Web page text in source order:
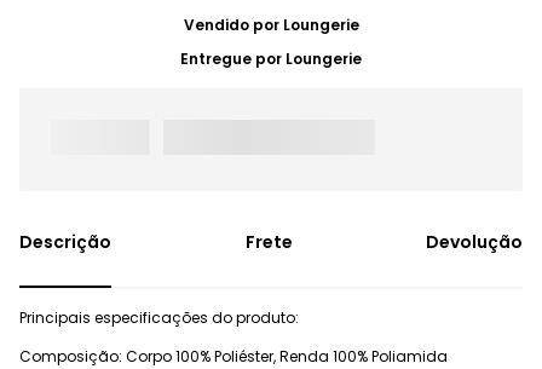
Vendido por Loungerie
Entregue por Loungerie
Frete Devolução
Principais especificações do produto:
Composição: Corpo 100% Poliéster, Renda 100% Poliamida